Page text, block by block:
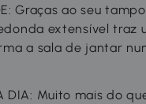
Graças ao seu
extensível traz
a sala de jantar
DIA: Muito mais do